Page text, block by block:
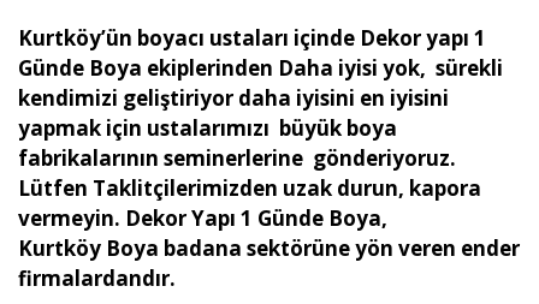
Kurtköy’ün boyacı ustaları içinde Dekor yapı 1
Günde Boya ekiplerinden Daha iyisi yok, sürekli
kendimizi geliştiriyor daha iyisini en iyisini
yapmak için ustalarımızı büyük boya
fabrikalarının seminerlerine gönderiyoruz.
Lütfen Taklitçilerimizden uzak durun, kapora
vermeyin. Dekor Yapı 1 Günde Boya,
Kurtköy Boya badana sektörüne yön veren ender
firmalardandır.